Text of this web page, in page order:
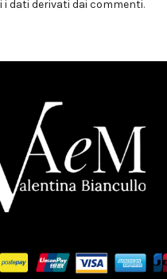
dati derivati dai commenti.